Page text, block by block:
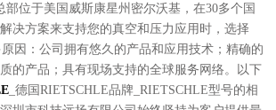
部位于美国威斯康星州密尔沃基，在30多个国
决方案来支持您的真空和压力应用时，选择
原因：公司拥有悠久的产品和应用技术；精确的
的产品；具有现场支持的全球服务网络。以下
_德国RIETSCHLE品牌_RIETSCHLE型号的相